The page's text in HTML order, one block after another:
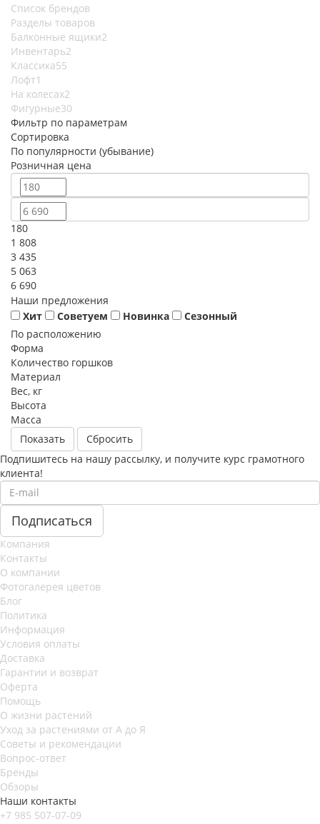
Список брендов
Разделы товаров
Балконные ящики2
Инвентарь2
Классика55
Лофт1
На колесах2
Фигурные30
Фильтр по параметрам
Сортировка
По популярности (убывание)
Розничная цена
180
1 808
3 435
5 063
6 690
Наши предложения
Хит
Советуем Новинка
Сезонный
По расположению
Форма
Количество горшков
Материал
Вес, кг
Высота
Масса
Сбросить
Подпишитесь на нашу рассылку, и получите курс грамотного
клиента!
Компания
Контакты
О компании
Фотогалерея цветов
Блог
Политика
Информация
Условия оплаты
Доставка
Гарантии и возврат
Оферта
Помощь
О жизни растений
Уход за растениями от А до Я
Советы и рекомендации
Вопрос-ответ
Бренды
Обзоры
Наши контакты
+7 985 507-07-09